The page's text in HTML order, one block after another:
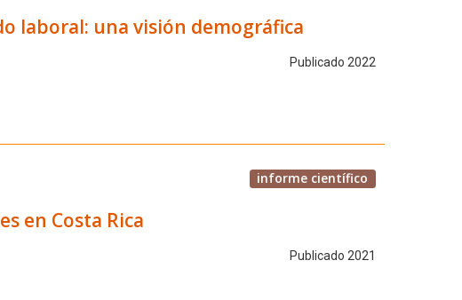
laboral: una visión demográfica
Publicado 2022
informe científico
en Costa Rica
Publicado 2021